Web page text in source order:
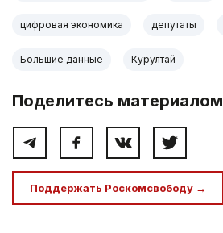
цифровая экономика депутаты
Большие данные Курултай
Поделитесь материалом
Поддержать Роскомсвободу →